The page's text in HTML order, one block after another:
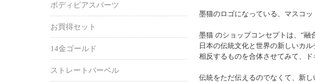
墨猫のロゴになっている、マスコ
墨猫 のショップコンセプトは、“融
日本の伝統文化と世界の新しいカ
相反するものを合体させてみて、
伝統をただ伝えるのでなくて、新
ボディピアスパーツ
お買得セット
14金ゴールド
ストレートバーベル